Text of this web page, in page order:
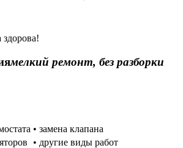
здорова!
мелкий ремонт, без разборки
• замена клапана
• другие виды работ